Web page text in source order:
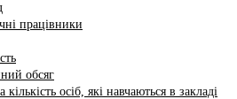
працівники
обсяг
осіб, які навчаються в закладі